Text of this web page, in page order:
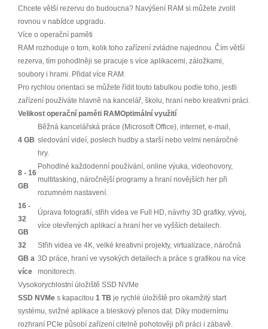
Chcete větší rezervu do budoucna? Navýšení RAM si můžete zvolit
rovnou v nabídce upgradu.
Více o operační paměti
RAM rozhoduje o tom, kolik toho zařízení zvládne najednou. Čím větší
rezerva, tím pohodlněji se pracuje s více aplikacemi, záložkami,
soubory i hrami. Přidat více RAM.
Pro rychlou orientaci se můžete řídit touto tabulkou podle toho, jestli
zařízení používáte hlavně na kancelář, školu, hraní nebo kreativní práci.
Velikost operační paměti RAMOptimální využití
4 GB
Běžná kancelářská práce (Microsoft Office), internet, e-mail,
sledování videí, poslech hudby a starší nebo velmi nenáročné
hry.
8 - 16
GB
Pohodlné každodenní používání, online výuka, videohovory,
multitasking, náročnější programy a hraní novějších her při
rozumném nastavení.
16 -
32
GB
Úprava fotografií, střih videa ve Full HD, návrhy 3D grafiky, vývoj,
více otevřených aplikací a hraní her ve vyšších detailech.
32
GB a
více
Střih videa ve 4K, velké kreativní projekty, virtualizace, náročná
3D práce, hraní ve vysokých detailech a práce s grafikou na více
monitorech.
Vysokorychlostní úložiště SSD NVMe
SSD NVMe s kapacitou 1 TB je rychlé úložiště pro okamžitý start
systému, svižné aplikace a bleskový přenos dat. Díky modernímu
rozhraní PCIe působí zařízení citelně pohotověji při práci i zábavě.